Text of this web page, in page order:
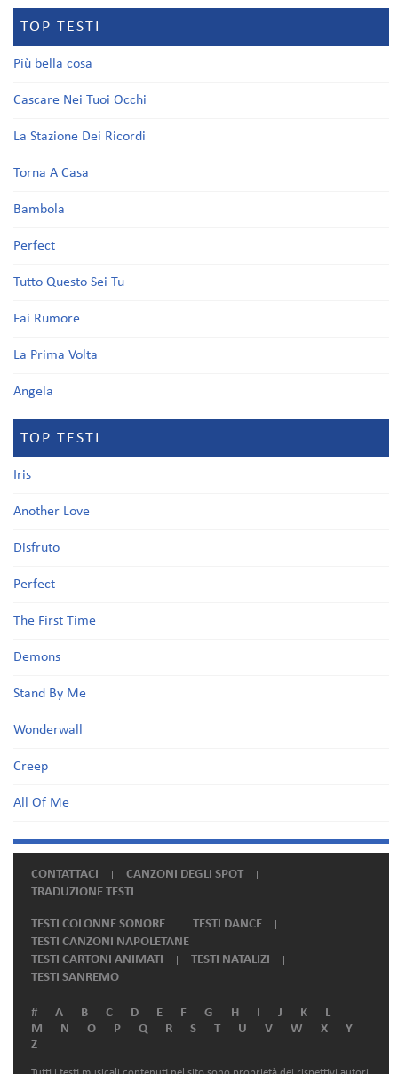
TOP TESTI
Più bella cosa
Cascare Nei Tuoi Occhi
La Stazione Dei Ricordi
Torna A Casa
Bambola
Perfect
Tutto Questo Sei Tu
Fai Rumore
La Prima Volta
Angela
TOP TESTI
Iris
Another Love
Disfruto
Perfect
The First Time
Demons
Stand By Me
Wonderwall
Creep
All Of Me
CONTATTACI
CANZONI DEGLI SPOT
TRADUZIONE TESTI
TESTI COLONNE SONORE
TESTI DANCE
TESTI CANZONI NAPOLETANE
TESTI CARTONI ANIMATI
TESTI NATALIZI
TESTI SANREMO
# A B C D E F G H I J K
L
M
N O P Q R S T U V W X
Y
Z